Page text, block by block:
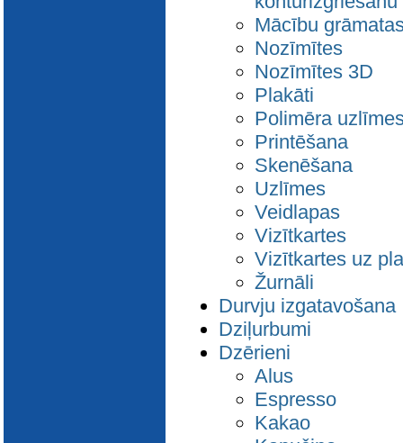
Mācību
Nozīmītes
Nozīmītes 3D
Plakāti
Polimēra
Printēšana
Skenēšana
Uzlīmes
Veidlapas
Vizītkartes
Vizītkartes uz
Žurnāli
Durvju izgatavošana
Dziļurbumi
Dzērieni
Alus
Espresso
Kakao